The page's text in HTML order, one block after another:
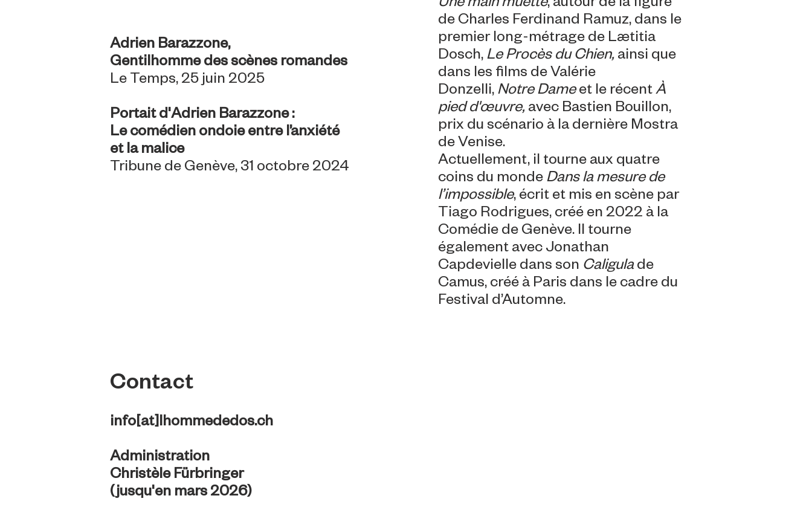
Adrien Barazzone,
Gentilhomme des scènes romandes
Le Temps, 25 juin 2025
Portait d'Adrien Barazzone :
Le comédien ondoie entre l’anxiété
et la malice
Tribune de Genève, 31 octobre 2024
de Charles Ferdinand Ramuz, dans le
premier long-métrage de Lætitia
Dosch, Le Procès du Chien,ainsi que
dans les films de Valérie
Donzelli, Notre Dameet le récentÀ
pied d'œuvre,avec Bastien Bouillon,
prix du scénario à la dernière Mostra
de Venise.
Actuellement, il tourne aux quatre
coins du monde Dans la mesure de
l’impossible, écrit et mis en scène par
Tiago Rodrigues, créé en 2022 à la
Comédie de Genève. Il tourne
également avec Jonathan
Capdevielle dans son Caligulade
Camus, créé à Paris dans le cadre du
Festival d’Automne.​​​​
Contact
info[at]lhommededos.ch
Administration
Christèle Fürbringer
(jusqu'en mars 2026)